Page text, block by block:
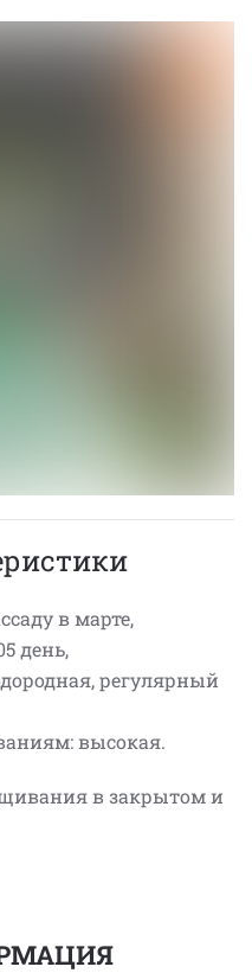
в марте,
день,
регулярный
высокая.
в закрытом и